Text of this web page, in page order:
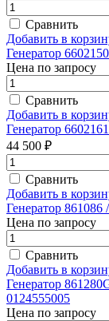
Сравнить
Добавить в
Генератор
Цена по запросу
Сравнить
Добавить в
Генератор
44 500 ₽
Сравнить
Добавить в
Генератор
Цена по запросу
Сравнить
Добавить в
Генератор
0124555005
Цена по запросу